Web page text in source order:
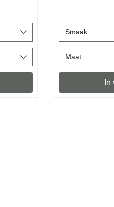
Smaak
Maat
In